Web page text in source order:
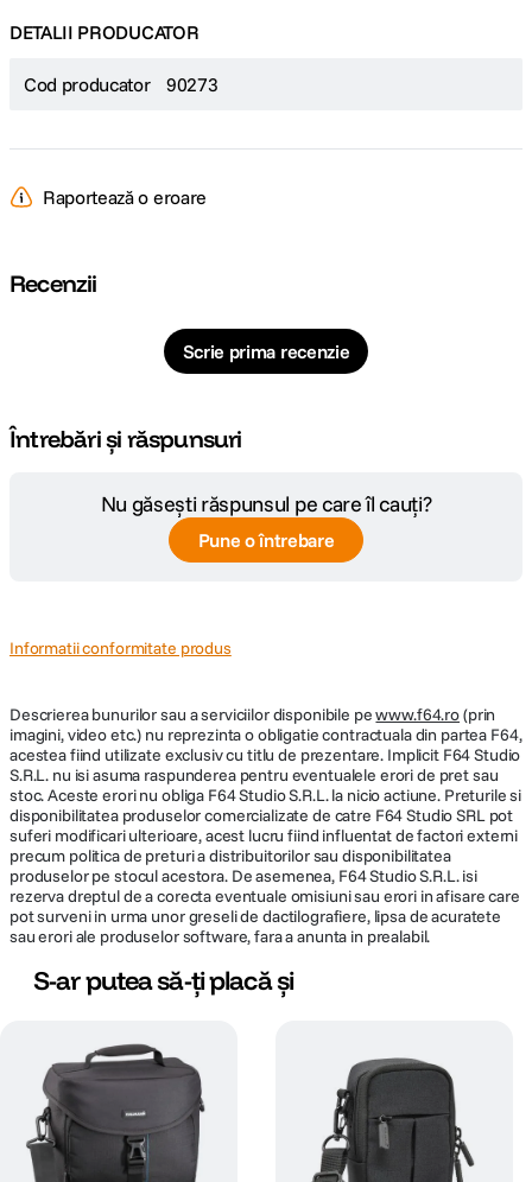
DETALII PRODUCATOR
Cod producator 90273
Raportează o eroare
Recenzii
Scrie prima recenzie
Întrebări și răspunsuri
Nu găsești răspunsul pe care îl cauți?
Pune o întrebare
Informatii conformitate produs
Descrierea bunurilor sau a serviciilor disponibile pewww.f64.ro(prin
imagini, video etc.) nu reprezinta o obligatie contractuala din partea F64,
acestea fiind utilizate exclusiv cu titlu de prezentare. Implicit F64 Studio
S.R.L. nu isi asuma raspunderea pentru eventualele erori de pret sau
stoc. Aceste erori nu obliga F64 Studio S.R.L. la nicio actiune. Preturile si
disponibilitatea produselor comercializate de catre F64 Studio SRL pot
suferi modificari ulterioare, acest lucru fiind influentat de factori externi
precum politica de preturi a distribuitorilor sau disponibilitatea
produselor pe stocul acestora. De asemenea, F64 Studio S.R.L. isi
rezerva dreptul de a corecta eventuale omisiuni sau erori in afisare care
pot surveni in urma unor greseli de dactilografiere, lipsa de acuratete
sau erori ale produselor software, fara a anunta in prealabil.
S-ar putea să-ți placă și